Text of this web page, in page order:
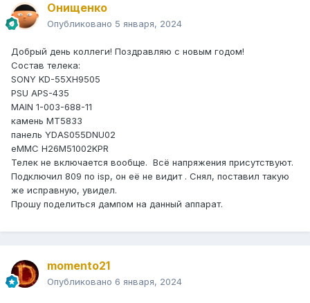
Онищенко
Опубликовано 5 января, 2024
Добрый день коллеги! Поздравляю с новым годом!
Состав телека:
SONY KD-55XH9505
PSU APS-435
MAIN 1-003-688-11
камень MT5833
панель YDAS055DNU02
eMMC H26M51002KPR
Телек не включается вообще. Всё напряжения присутствуют.
Подключил 809 по isp, он её не видит . Снял, поставил такую
же исправную, увидел.
Прошу поделиться дампом на данный аппарат.
momento21
Опубликовано 6 января, 2024